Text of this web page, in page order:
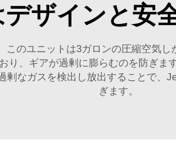
ザインと安
のユニットは3ガロンの圧縮空気
り、ギアが過剰に膨らむのを防ぎ
剰なガスを検出し放出することで、
ぎます。